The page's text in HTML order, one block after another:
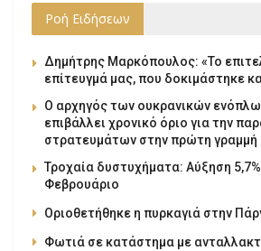
Ροή Ειδήσεων
Δημήτρης Μαρκόπουλος: «Το
επίτευγμά μας, που δοκιμάστηκε
Ο αρχηγός των ουκρανικών
επιβάλλει χρονικό όριο για την
στρατευμάτων στην πρώτη γραμμή
Τροχαία δυστυχήματα: Αύξηση
Φεβρουάριο
Οριοθετήθηκε η πυρκαγιά στην
Φωτιά σε κατάστημα με